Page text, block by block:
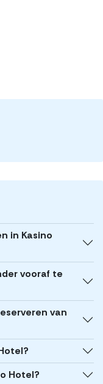
in Kasino
vooraf te
van
Hotel?